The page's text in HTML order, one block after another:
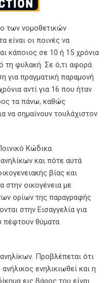
των νομοθετικών
είναι οι ποινές να
κάποιος σε 10 ή 15 χρόνια
τη φυλακή. Σε ό,τι αφορά
για πραγματική παραμονή
αντί για 16 που ήταν
τα πάνω, καθώς
να σημαίνουν τουλάχιστον
Κώδικα
και πότε αυτά
βίας και
οικογένεια με
ορίων της παραγραφής
στην Εισαγγελία για
πέφτουν θύματα
Προβλέπεται ότι
ενηλικιωθεί και η
εις βάρος του είναι